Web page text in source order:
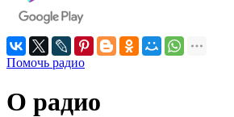
Помочь радио
О радио